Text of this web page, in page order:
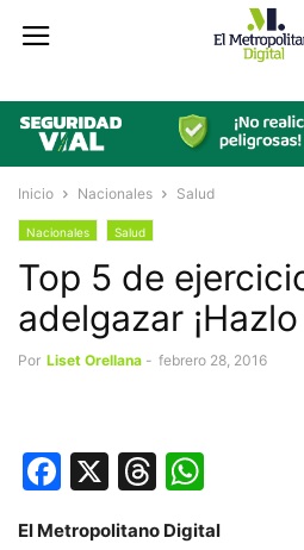
Inicio Nacionales Salud
Nacionales Salud
Top 5 de
adelgazar
Por Liset Orellana - febrero 28, 2016
Facebook
X Threads
El Metropolitano Digital